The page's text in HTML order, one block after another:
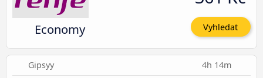
Economy Vyhledat
Gipsyy 4h 14m